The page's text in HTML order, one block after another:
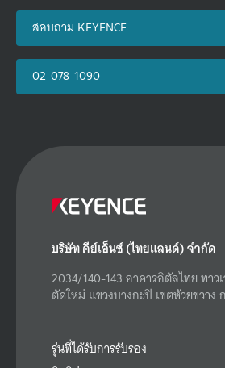
สอบถาม KEYENCE
02-078-1090
บริษัท คีย์เอ็นซ์ (ไทยแลนด์) จำกัด
2034/140-143 อาคารอิตัลไทย ทา
ตัดใหม่ แขวงบางกะปิ เขตห้วยขวาง
รุ่นที่ได้รับการรับรอง